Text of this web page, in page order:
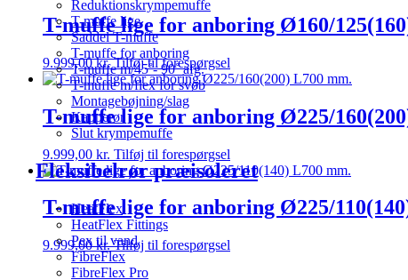
Reduktionskrympemuffe
T-muffe lige
Saddel T-muffe
T-muffe for anboring
T-muffe m/45˚- 90˚ afg.
T-muffe m/flex for svøb
Montagebøjning/slag
Kapperør
Slut krympemuffe
Fleksibelrør præisoleret
HeatFlex
HeatFlex Fittings
Pex til vand
FibreFlex
FibreFlex Pro
T-muffe lige for anboring Ø160/
9.999,00kr. Tilføj til forespørgsel
T-muffe lige for anboring Ø225/
9.999,00 kr. Tilføj til forespørgsel
T-muffe lige for anboring Ø225/
9.999,00kr. Tilføj til forespørgsel